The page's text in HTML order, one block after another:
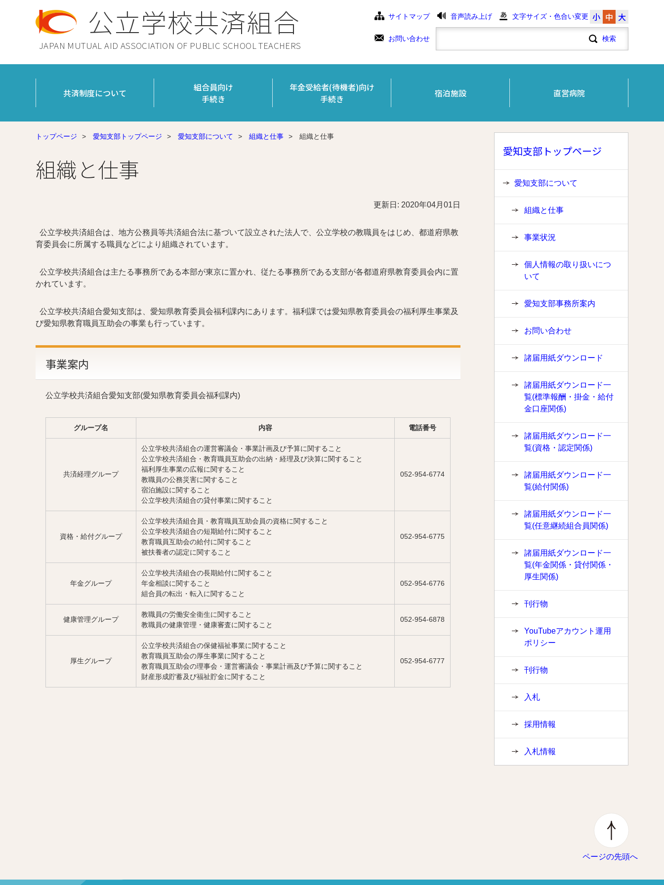
公立学校共済組合
JAPAN MUTUAL AID ASSOCIATION OF PUBLIC SCHOOL TEACHERS
サイトマップ 音声読み上げ 文字サイズ・色合い変更 小 中 大
お問い合わせ
共済制度について
組合員向け
手続き
年金受給者(待機者)向け
手続き
宿泊施設 直営病院
トップページ > 愛知支部トップページ > 愛知支部について > 組織と仕事 > 組織と仕事
組織と仕事
更新日: 2020年04月01日
公立学校共済組合は、地方公務員等共済組合法に基づいて設立された法人で、公立学校の教職員をはじめ、都道府県教
育委員会に所属する職員などにより組織されています。
公立学校共済組合は主たる事務所である本部が東京に置かれ、従たる事務所である支部が各都道府県教育委員会内に置
かれています。
公立学校共済組合愛知支部は、愛知県教育委員会福利課内にあります。福利課では愛知県教育委員会の福利厚生事業及
び愛知県教育職員互助会の事業も行っています。
事業案内
公立学校共済組合愛知支部(愛知県教育委員会福利課内)
グループ名 内容 電話番号
共済経理グループ
公立学校共済組合の運営審議会・事業計画及び予算に関すること
公立学校共済組合・教育職員互助会の出納・経理及び決算に関すること
福利厚生事業の広報に関すること
教職員の公務災害に関すること
宿泊施設に関すること
公立学校共済組合の貸付事業に関すること
052-954-6774
資格・給付グループ
公立学校共済組合員・教育職員互助会員の資格に関すること
公立学校共済組合の短期給付に関すること
教育職員互助会の給付に関すること
被扶養者の認定に関すること
052-954-6775
年金グループ
公立学校共済組合の長期給付に関すること
年金相談に関すること
組合員の転出・転入に関すること
052-954-6776
健康管理グループ
教職員の労働安全衛生に関すること
教職員の健康管理・健康審査に関すること
052-954-6878
厚生グループ
公立学校共済組合の保健福祉事業に関すること
教育職員互助会の厚生事業に関すること
教育職員互助会の理事会・運営審議会・事業計画及び予算に関すること
財産形成貯蓄及び福祉貯金に関すること
052-954-6777
愛知支部トップページ
愛知支部について
組織と仕事
事業状況
個人情報の取り扱いにつ
いて
愛知支部事務所案内
お問い合わせ
諸届用紙ダウンロード
諸届用紙ダウンロード一
覧(標準報酬・掛金・給付
金口座関係)
諸届用紙ダウンロード一
覧(資格・認定関係)
諸届用紙ダウンロード一
覧(給付関係)
諸届用紙ダウンロード一
覧(任意継続組合員関係)
諸届用紙ダウンロード一
覧(年金関係・貸付関係・
厚生関係)
刊行物
YouTubeアカウント運用
ポリシー
刊行物
入札
採用情報
入札情報
ページの先頭へ